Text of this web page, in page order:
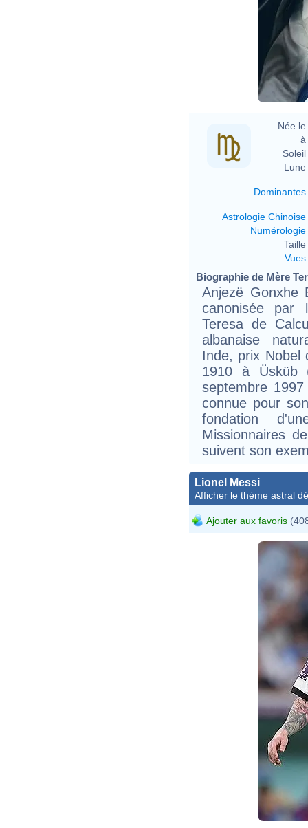
Née le
à
Soleil
Lune
Dominantes
Astrologie Chinoise
Numérologie
Taille
Vues
Biographie de Mère
Anjezë Gonxhe
canonisée par
Teresa de
albanaise
Inde, prix Nobel
1910 à Üsküb
septembre
connue pour
fondation
Missionnaires
suivent son
Lionel Messi
Afficher le thème astral
Ajouter aux favoris